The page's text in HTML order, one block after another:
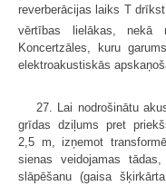
reverberācijas laiks T
vērtības lielākas, nekā
Koncertzāles, kuru
elektroakustiskās
27. Lai nodrošinātu
grīdas dziļums pret
2,5 m, izņemot
sienas veidojamas
slāpēšanu (gaisa